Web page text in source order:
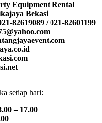
Equipment Rental
Bekasi
82619089 / 021-82601199
setiap hari:
– 17.00